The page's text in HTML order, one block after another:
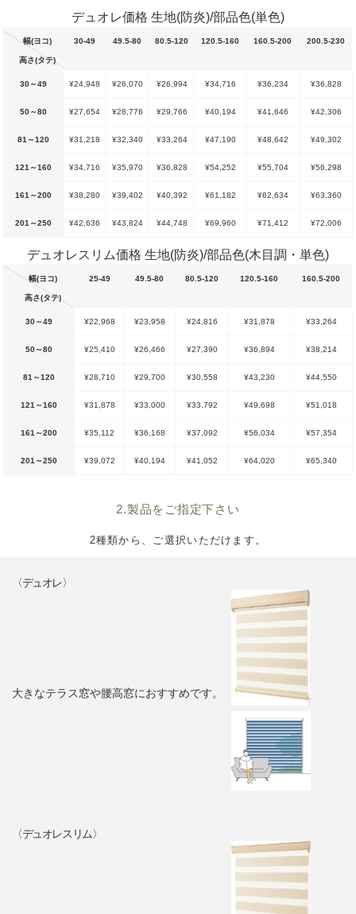
デュオレ価格 生地(防炎)/部品色(単色)
幅(ヨコ)
高さ(タテ)
30-49 49.5-80 80.5-120 120.5-160 160.5-200 200.5-230
30～49 ¥24,948 ¥26,070 ¥26,994 ¥34,716 ¥36,234 ¥36,828
50～80 ¥27,654 ¥28,776 ¥29,766 ¥40,194 ¥41,646 ¥42,306
81～120 ¥31,218 ¥32,340 ¥33,264 ¥47,190 ¥48,642 ¥49,302
121～160 ¥34,716 ¥35,970 ¥36,828 ¥54,252 ¥55,704 ¥56,298
161～200 ¥38,280 ¥39,402 ¥40,392 ¥61,182 ¥62,634 ¥63,360
201～250 ¥42,636 ¥43,824 ¥44,748 ¥69,960 ¥71,412 ¥72,006
デュオレスリム価格 生地(防炎)/部品色(木目調・単色)
幅(ヨコ)
高さ(タテ)
25-49 49.5-80 80.5-120 120.5-160 160.5-200
30～49 ¥22,968 ¥23,958 ¥24,816 ¥31,878 ¥33,264
50～80 ¥25,410 ¥26,466 ¥27,390 ¥36,894 ¥38,214
81～120 ¥28,710 ¥29,700 ¥30,558 ¥43,230 ¥44,550
121～160 ¥31,878 ¥33,000 ¥33,792 ¥49,698 ¥51,018
161～200 ¥35,112 ¥36,168 ¥37,092 ¥56,034 ¥57,354
201～250 ¥39,072 ¥40,194 ¥41,052 ¥64,020 ¥65,340
2.製品をご指定下さい
2種類から、ご選択いただけます。
〈デュオレ〉
大きなテラス窓や腰高窓におすすめです。
〈デュオレスリム〉